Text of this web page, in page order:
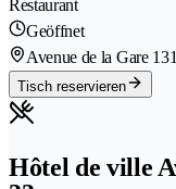
Restaurant
Geöffnet
Avenue de la Gare 13
Tisch reservieren
Hôtel de ville